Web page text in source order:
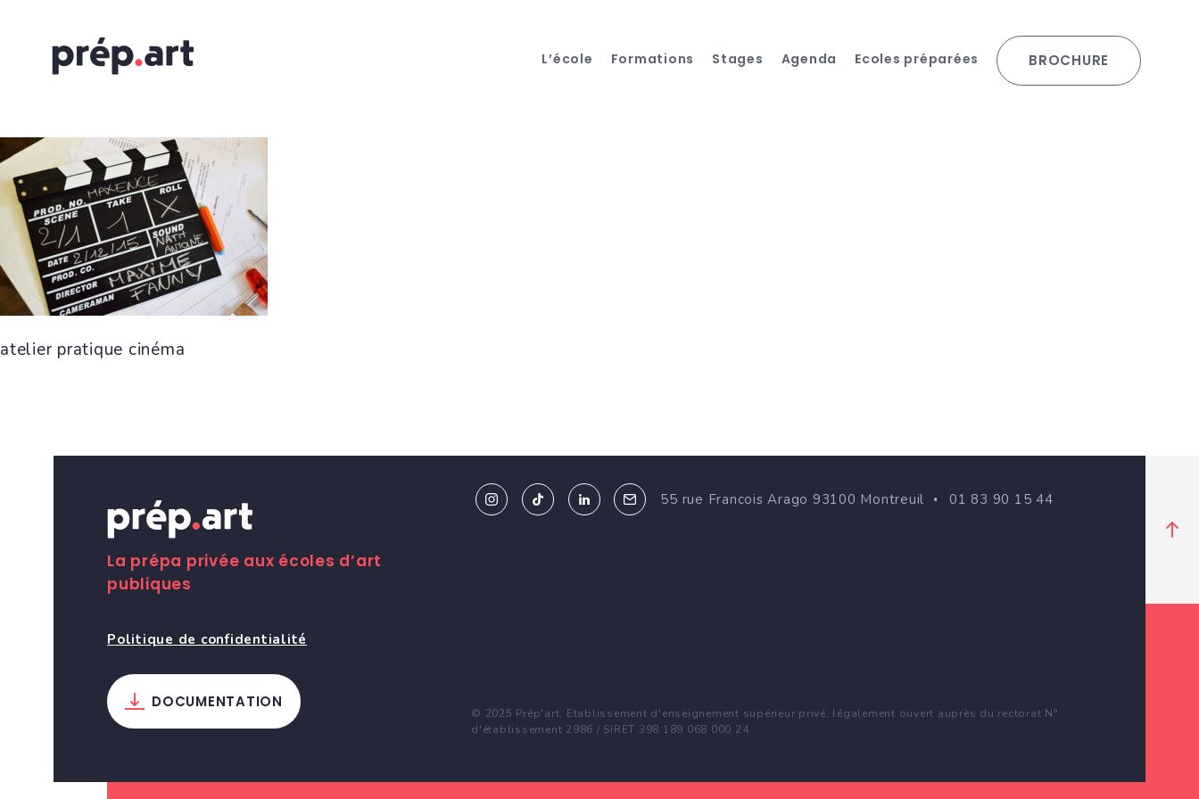
L’école Formations Stages Agenda Ecoles préparées BROCHURE
atelier pratique cinéma
La prépa privée aux écoles d’art
publiques
Politique de confidentialité
DOCUMENTATION
55 rue Francois Arago 93100 Montreuil 01 83 90 15 44
© 2025 Prép'art. Etablissement d'enseignement supérieur privé, légalement ouvert auprès du rectorat N°
d'établissement 2986 / SIRET 398 189 068 000 24